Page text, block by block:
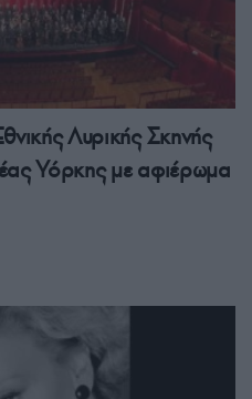
Λυρικής Σκηνής
Υόρκης με αφιέρωμα